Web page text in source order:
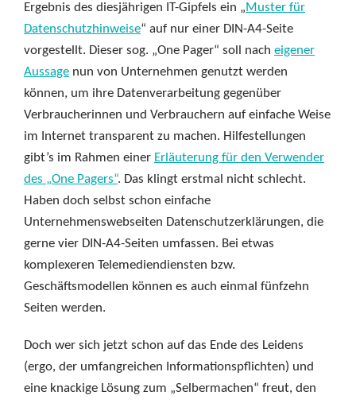
Ergebnis des diesjährigen IT-Gipfels ein „Muster für
Datenschutzhinweise“ auf nur einer DIN-A4-Seite
vorgestellt. Dieser sog. „One Pager“ soll nach eigener
Aussage nun von Unternehmen genutzt werden
können, um ihre Datenverarbeitung gegenüber
Verbraucherinnen und Verbrauchern auf einfache Weise
im Internet transparent zu machen. Hilfestellungen
gibt’s im Rahmen einer Erläuterung für den Verwender
des „One Pagers“. Das klingt erstmal nicht schlecht.
Haben doch selbst schon einfache
Unternehmenswebseiten Datenschutzerklärungen, die
gerne vier DIN-A4-Seiten umfassen. Bei etwas
komplexeren Telemediendiensten bzw.
Geschäftsmodellen können es auch einmal fünfzehn
Seiten werden.
Doch wer sich jetzt schon auf das Ende des Leidens
(ergo, der umfangreichen Informationspflichten) und
eine knackige Lösung zum „Selbermachen“ freut, den